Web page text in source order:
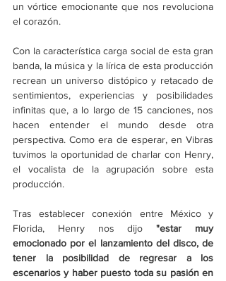
un vórtice emocionante que nos revoluciona
el corazón.
Con la característica carga social de esta gran
banda, la música y la lírica de esta producción
recrean un universo distópico y retacado de
sentimientos, experiencias y posibilidades
infinitas que, a lo largo de 15 canciones, nos
hacen entender el mundo desde otra
perspectiva. Como era de esperar, en Vibras
tuvimos la oportunidad de charlar con Henry,
el vocalista de la agrupación sobre esta
producción.
Tras establecer conexión entre México y
Florida, Henry nos dijo "estar muy
emocionado por el lanzamiento del disco, de
tener la posibilidad de regresar a los
escenarios y haber puesto toda su pasión en